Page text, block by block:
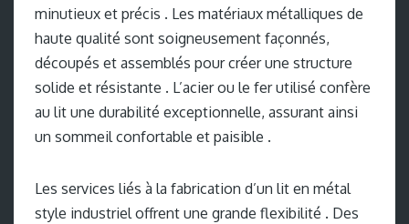
minutieux et précis . Les matériaux métalliques de
haute qualité sont soigneusement façonnés,
découpés et assemblés pour créer une structure
solide et résistante . L’acier ou le fer utilisé confère
au lit une durabilité exceptionnelle, assurant ainsi
un sommeil confortable et paisible .
Les services liés à la fabrication d’un lit en métal
style industriel offrent une grande flexibilité . Des